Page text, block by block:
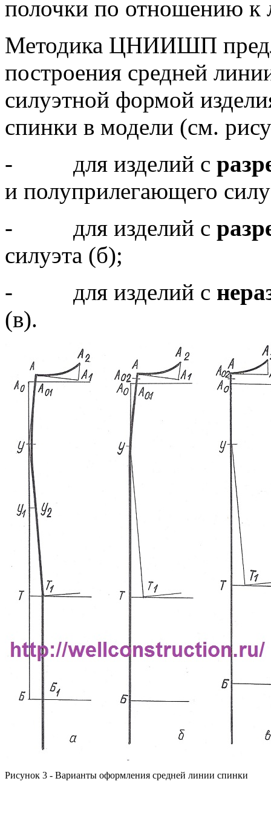
полочки по отношению к
Методика ЦНИИШП
построения средней
силуэтной формой
спинки в модели (см.
- для изделий с
и полуприлегающего
- для изделий с
силуэта (б);
- для изделий с
(в).
Рисунок 3 - Варианты оформления средней линии спинки